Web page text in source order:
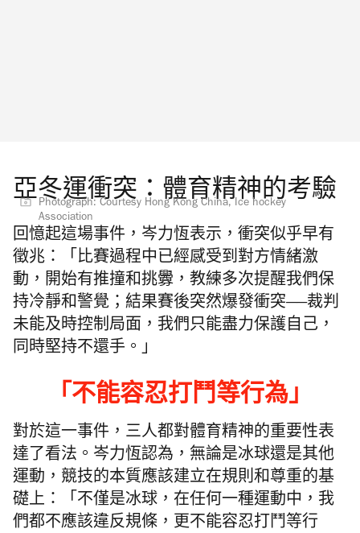
亞冬運衝突：體育精神的考驗
Photograph: Courtesy Hong Kong China, Ice hockey
Association
回憶起這場事件，岑力恆表示，衝突似乎早有
徵兆：「比賽過程中已經感受到對方情緒激
動，開始有推撞和挑釁，教練多次提醒我們保
持冷靜和警覺；結果賽後突然爆發衝突——裁判
未能及時控制局面，我們只能盡力保護自己，
同時堅持不還手。」
「 不能容忍打鬥等行為」
對於這一事件，三人都對體育精神的重要性表
達了看法。岑力恆認為，無論是冰球還是其他
運動，競技的本質應該建立在規則和尊重的基
礎上：「不僅是冰球，在任何一種運動中，我
們都不應該違反規條，更不能容忍打鬥等行